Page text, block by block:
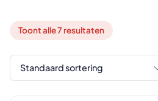
Toont alle 7 resultaten